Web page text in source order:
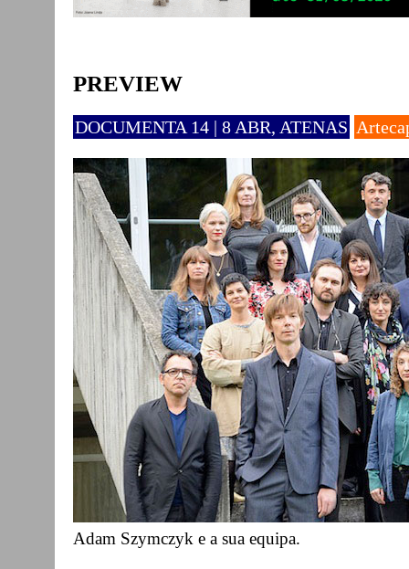
PREVIEW
DOCUMENTA 14 | 8 ABR, ATENAS
Adam Szymczyk e a sua equipa.